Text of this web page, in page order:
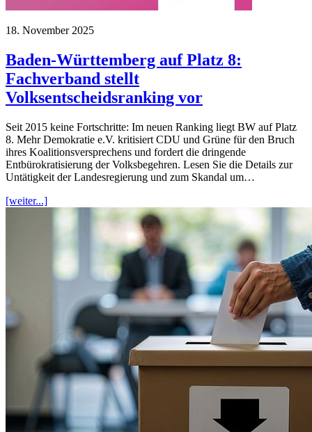
18. November 2025
Baden-Württemberg auf Platz 8:
Fachverband stellt
Volksentscheidsranking vor
Seit 2015 keine Fortschritte: Im neuen Ranking liegt BW auf Platz
8. Mehr Demokratie e.V. kritisiert CDU und Grüne für den Bruch
ihres Koalitionsversprechens und fordert die dringende
Entbürokratisierung der Volksbegehren. Lesen Sie die Details zur
Untätigkeit der Landesregierung und zum Skandal um…
[weiter...]